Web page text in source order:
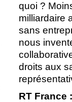
quoi ?
milliardaire
sans
nous
droits aux
RT France